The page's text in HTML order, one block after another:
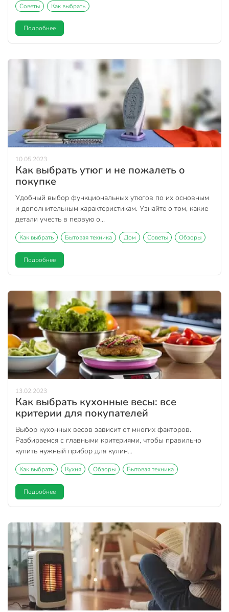
Советы
Как выбрать
Подробнее
Как выбрать утюг и не пожалеть о
покупке
10.05.2023
Удобный выбор функциональных утюгов по их основным
и дополнительным характеристикам. Узнайте о том, какие
детали учесть в первую о...
Как выбрать Бытовая техника Дом Советы Обзоры
Подробнее
Как выбрать кухонные весы: все
критерии для покупателей
13.02.2023
Выбор кухонных весов зависит от многих факторов.
Разбираемся с главными критериями, чтобы правильно
купить нужный прибор для кулин...
Как выбрать Кухня Обзоры Бытовая техника
Подробнее